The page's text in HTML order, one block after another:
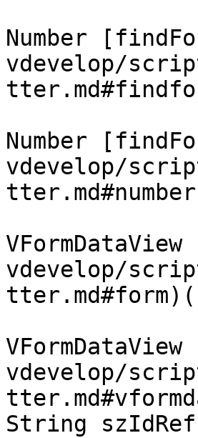
Number
vdevelop/
Number
vdevelop/
vdevelop/
vdevelop/
String